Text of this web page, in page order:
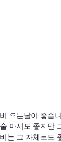
비 오는날이 좋습
술 마셔도 좋지만
비는 그 자체로도